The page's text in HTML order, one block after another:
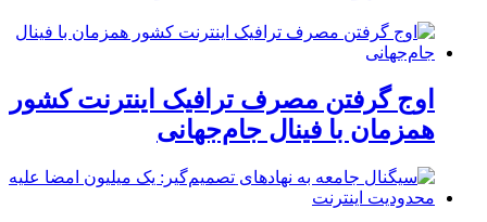
اوج گرفتن مصرف ترافیک اینترنت کشور
همزمان با فینال جام‌جهانی